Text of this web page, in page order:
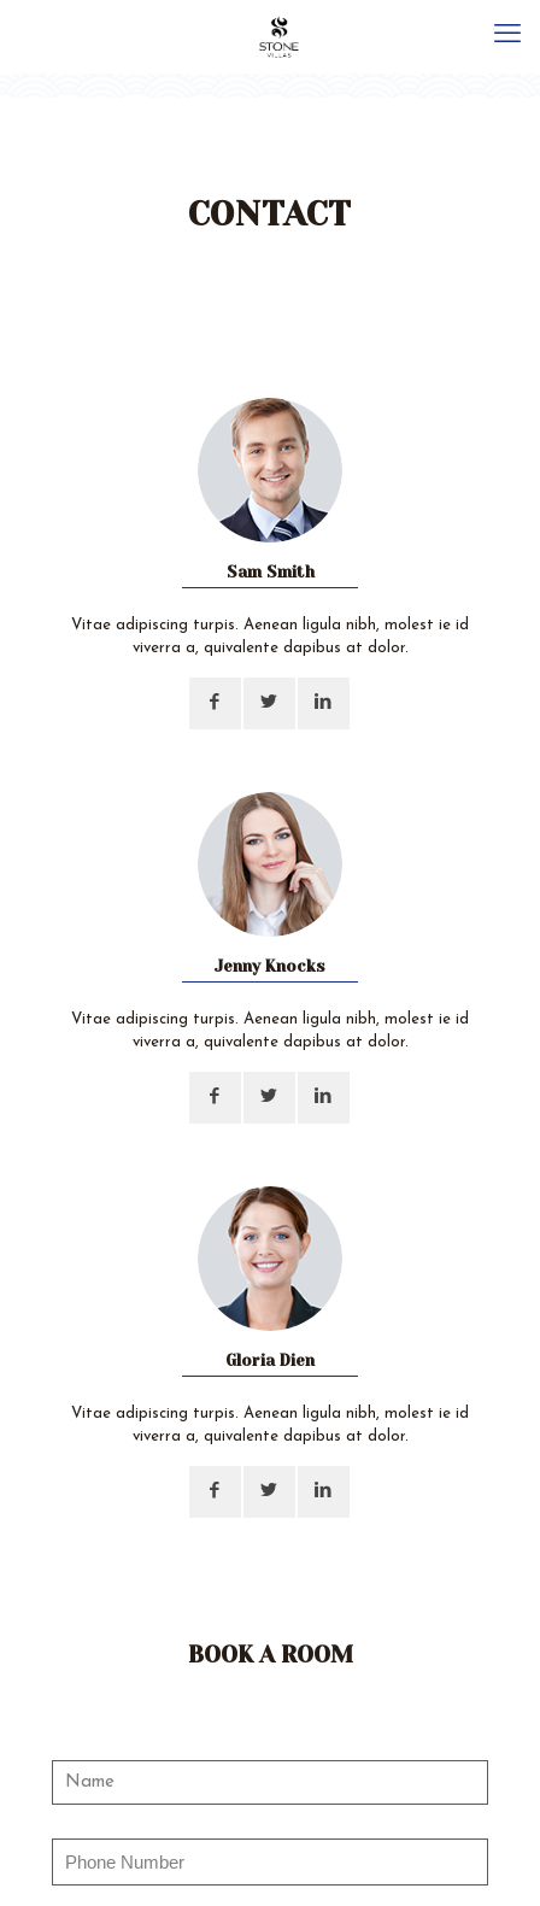
CONTACT
Sam Smith
Vitae adipiscing turpis. Aenean ligula nibh, molest ie id
viverra a, quivalente dapibus at dolor.
Jenny Knocks
Vitae adipiscing turpis. Aenean ligula nibh, molest ie id
viverra a, quivalente dapibus at dolor.
Gloria Dien
Vitae adipiscing turpis. Aenean ligula nibh, molest ie id
viverra a, quivalente dapibus at dolor.
BOOK A ROOM